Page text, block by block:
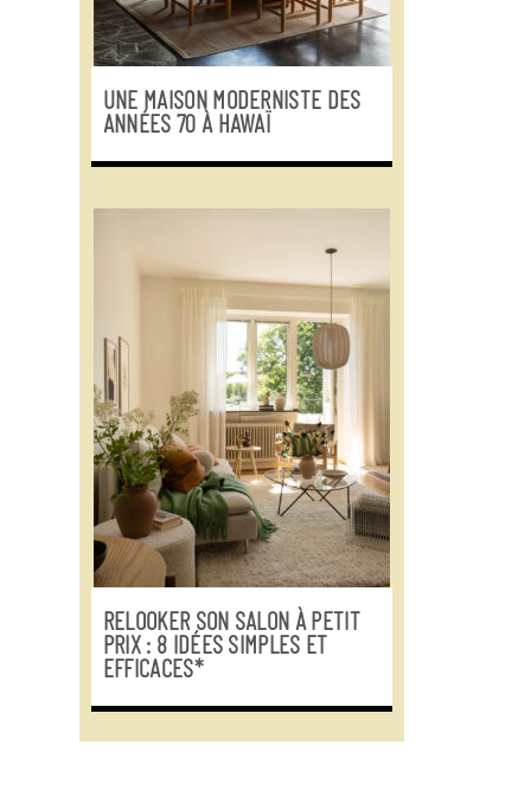
UNE MAISON MODERNISTE DES
ANNÉES 70 À HAWAÏ
RELOOKER SON SALON À PETIT
PRIX : 8 IDÉES SIMPLES ET
EFFICACES*